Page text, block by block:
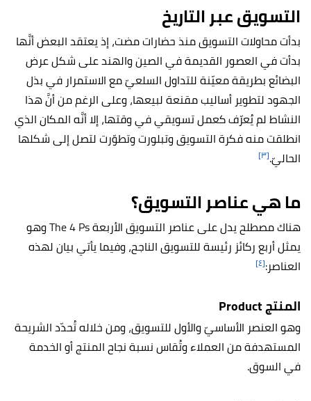
التسويق عبر التاريخ
بدأت محاولات التسويق منذ حضارات مضت، إذ يعتقد البعض أنَّها
بدأت في العصور القديمة في الصين والهند على شكل عرض
البضائع بطريقة معيّنة للتداول السلعيّ مع الاستمرار في بذل
الجهود لتطوير أساليب مقنعة لبيعها، وعلى الرغم من أنَّ هذا
النشاط لم يُعرّف كعمل تسويقي في وقتها، إلا أنَّه المكان الذي
انطلقت منه فكرة التسويق وتبلورت وتطوّرت لتصل إلى شكلها
الحاليّ.[٣]
ما هي عناصر التسويق؟
هناك مصطلح يدل على عناصر التسويق الأربعةThe 4 Psوهو
يمثل أربع ركائز رئيسة للتسويق الناجح، وفيما يأتي بيان لهذه
العناصر:[٤]
المنتج Product
وهو العنصر الأساسيّ والأول للتسويق، ومن خلاله تُحدّد الشريحة
المستهدفة من العملاء وتُقاس نسبة نجاح المنتج أو الخدمة
في السوق.